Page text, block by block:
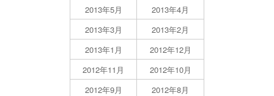
2013年5月
2013年4月
2013年3月
2013年2月
2013年1月
2012年12月
2012年11月
2012年10月
2012年9月
2012年8月